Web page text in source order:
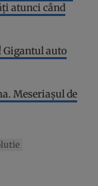
atunci când
Gigantul auto
Meseriașul de